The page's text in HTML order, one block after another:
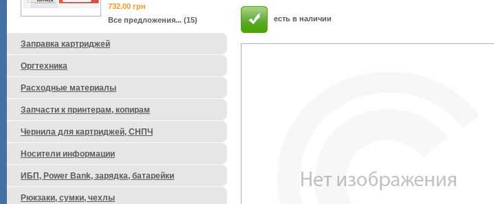
есть в наличии
732.00 грн
Все предложения... (15)
Заправка картриджей
Оргтехника
Расходные материалы
Запчасти к принтерам, копирам
Чернила для картриджей, СНПЧ
Носители информации
ИБП, Power Bank, зарядка, батарейки
Рюкзаки, сумки, чехлы